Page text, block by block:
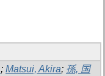
; Matsui, Akira; 孫, 国